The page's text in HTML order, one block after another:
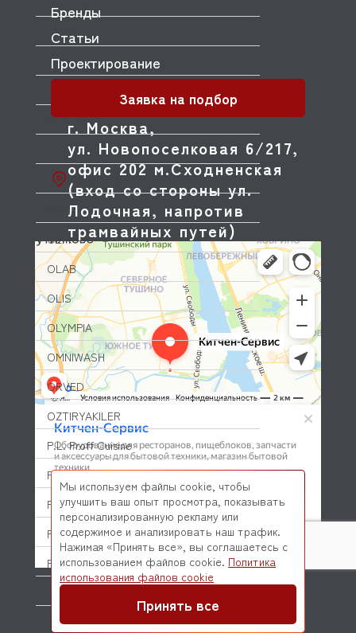
MUSSO
MVQ
NOPEIN
NUOVA SIMONELLI
ODE
OEM
OLAB
OLIS
OLYMPIA
OMNIWASH
ORVED
OZTIRYAKILER
P.L. Proff Cuisine
PACKVAC
PACOJET
PANERO
PARKER
PASQUINI
PAVONI
г. Москва,
ул. Новопоселковая 6/217,
офис 202 м.Сходненская
(вход со стороны ул.
Лодочная, напротив
трамвайных путей)
Бренды
Статьи
Проектирование
Заявка на подбор
© 2026 Kitchen-Service.com Интернет-магазин запчастей
и оборудования профессиональной кухни
Мы используем файлы cookie, чтобы
улучшить ваш опыт просмотра, показывать
персонализированную рекламу или
содержимое и анализировать наш трафик.
Нажимая «Принять все», вы соглашаетесь с
использованием файлов cookie. Политика
использования файлов cookie
Принять все